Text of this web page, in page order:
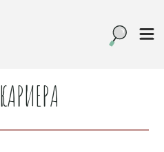
КАРИЕРА